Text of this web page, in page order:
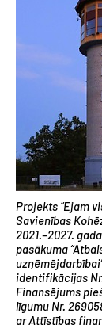
​​Projekts “Ejam
Savienības
2021.–2027.
pasākuma
identifikācijas
Finansējums
līgumu Nr.
ar Attīstības